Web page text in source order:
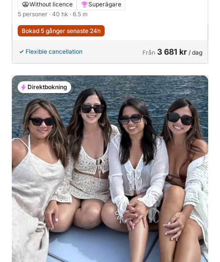
Without licence
Superägare
5 personer · 40 hk · 6.5 m
Bokad 5 gånger senaste 24h
Flexible cancellation Från 3 681 kr / dag
Direktbokning